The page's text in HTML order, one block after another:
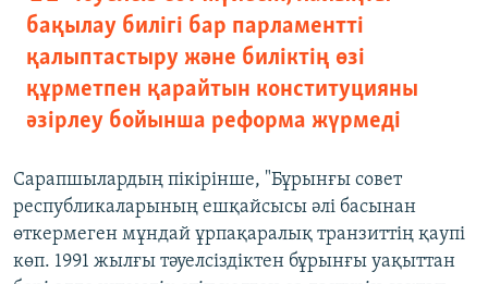
бақылау билігі бар парламентті
қалыптастыру және биліктің өзі
құрметпен қарайтын конституцияны
әзірлеу бойынша реформа жүрмеді
Сарапшылардың пікірінше, "Бұрынғы совет
республикаларының ешқайсысы әлі басынан
өткермеген мұндай ұрпақаралық транзиттің қаупі
көп. 1991 жылғы тәуелсіздіктен бұрынғы уақыттан